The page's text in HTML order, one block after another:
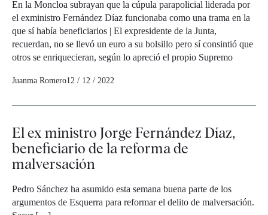
En la Moncloa subrayan que la cúpula parapolicial liderada por
el exministro Fernández Díaz funcionaba como una trama en la
que sí había beneficiarios | El expresidente de la Junta,
recuerdan, no se llevó un euro a su bolsillo pero sí consintió que
otros se enriquecieran, según lo apreció el propio Supremo
Juanma Romero12 / 12 / 2022
El ex ministro Jorge Fernández Díaz,
beneficiario de la reforma de
malversación
Pedro Sánchez ha asumido esta semana buena parte de los
argumentos de Esquerra para reformar el delito de malversación.